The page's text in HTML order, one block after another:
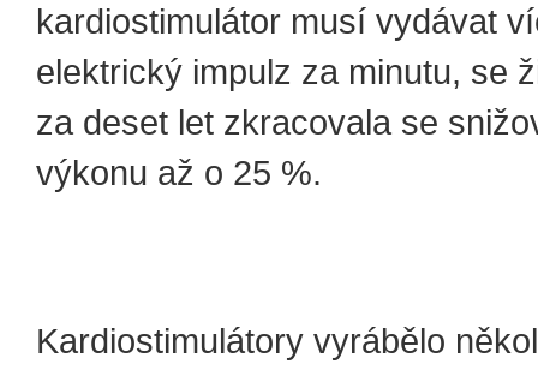
kardiostimulátor musí vydávat
elektrický impulz za minutu, se
za deset let zkracovala se
výkonu až o 25 %.
Kardiostimulátory vyrábělo